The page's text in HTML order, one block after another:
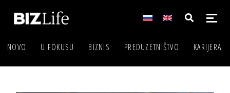
NOVO U FOKUSU BIZNIS PREDUZETNIŠTVO KARIJERA